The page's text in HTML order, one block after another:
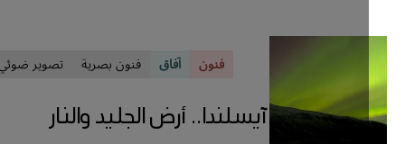
آفاق فنون بصرية تصوير ضوئي
آيسلندا.. أرض الجليد والنار